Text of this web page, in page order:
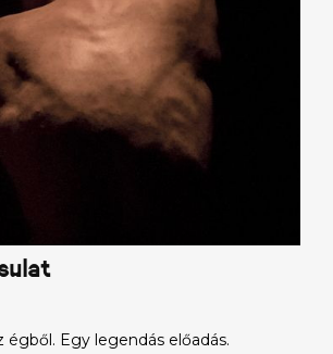
égből. Egy legendás előadás.